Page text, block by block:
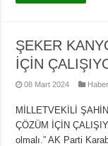
ŞEKER
İÇİN
08 Mart 2024
MİLLETVEKİLİ
ÇÖZÜM İÇİN
olmalı.” AK Parti